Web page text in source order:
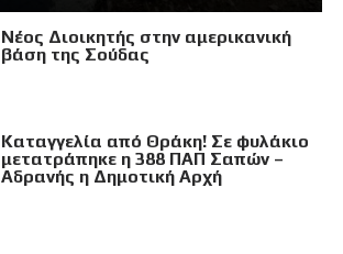
Νέος Διοικητής στην αμερικανική
βάση της Σούδας
Καταγγελία από Θράκη! Σε φυλάκιο
μετατράπηκε η 388 ΠΑΠ Σαπών –
Αδρανής η Δημοτική Αρχή